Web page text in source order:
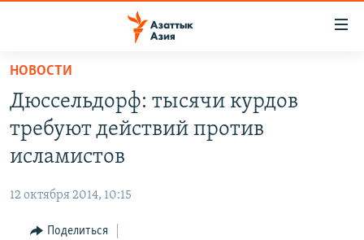
Вернуться
основному
содержанию
Вернутся
главной
навигации
Вернутся
ЦЕНТРАЛЬНАЯ АЗИЯ
КАЗАХСТАН
ТАДЖИКИСТАН
НОВОСТИ
ВОЙНА В УКРАИНЕ
ҚАЗАҚША
КЫРГЫЗЧА
НОВОСТИ
Дюссельдорф: тысячи курдов
требуют действий против
исламистов
12 октября 2014, 10:15
Поделиться